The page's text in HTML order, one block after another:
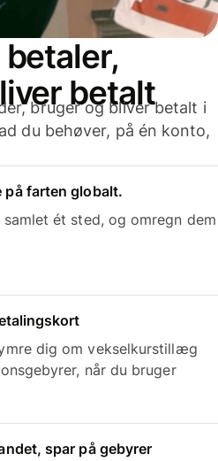
betaler,
betalt
bruger og bliver betalt i
du behøver, på én konto,
på farten globalt.
ét sted, og omregn dem
dig om vekselkurstillæg
når du bruger
spar på gebyrer